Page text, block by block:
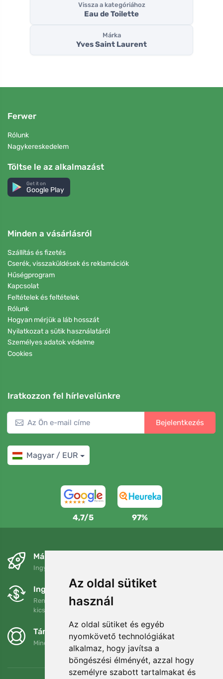
Az oldal sütiket
használ
Az oldal sütiket és egyéb
nyomkövető technológiákat
alkalmaz, hogy javítsa a
böngészési élményét, azzal hogy
személyre szabott tartalmakat és
Vissza a kategóriához
Eau de Toilette
Márka
Yves Saint Laurent
Ferwer
Rólunk
Nagykereskedelem
Töltse le az alkalmazást
Get it on
Google Play
Minden a vásárlásról
Szállítás és fizetés
Cserék, visszaküldések és reklamációk
Hűségprogram
Kapcsolat
Feltételek és feltételek
Rólunk
Hogyan mérjük a láb hosszát
Nyilatkozat a sütik használatáról
Személyes adatok védelme
Cookies
Iratkozzon fel hírlevelünkre
Bejelentkezés
Magyar / EUR
4,7/5 97%
Másnapra és ingyenesen
Ingyenes szállítás a következő összeg felett: 80 EUR
Ingyenes csere és visszaküldés
Rendelését 90 napon belül bármikor visszaküldheti vagy
kicserélheti.
Támogatjuk a Trees.org-ot
Minden megrendelésért ültetünk egy fát! Bővebben